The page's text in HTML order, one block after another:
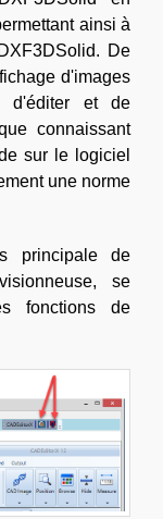
ainsi à
De
d'images
d'éditer et de
connaissant
sur le logiciel
une norme
principale de
se
fonctions de